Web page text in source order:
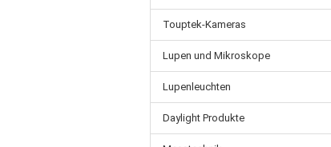
Touptek-Kameras
Lupen und Mikroskope
Lupenleuchten
Daylight Produkte